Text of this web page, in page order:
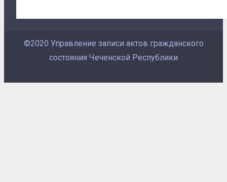
©2020 Управление записи актов гражданского
состояния Чеченской Республики